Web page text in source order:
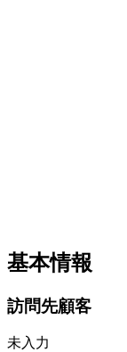
基本情報
訪問先顧客
未入力